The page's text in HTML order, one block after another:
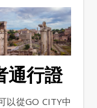
通行證
以從GO CITY中